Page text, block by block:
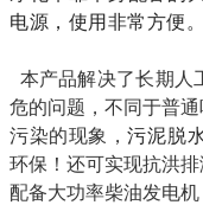
电源，使用非常方便。
本产品解决了长期人
危的问题，不同于普
污染的现象，污泥脱
环保！还可实现抗洪
配备大功率柴油发电